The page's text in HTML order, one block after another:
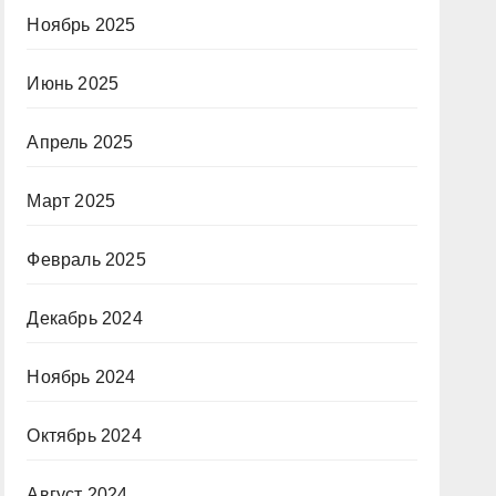
Ноябрь 2025
Июнь 2025
Апрель 2025
Март 2025
Февраль 2025
Декабрь 2024
Ноябрь 2024
Октябрь 2024